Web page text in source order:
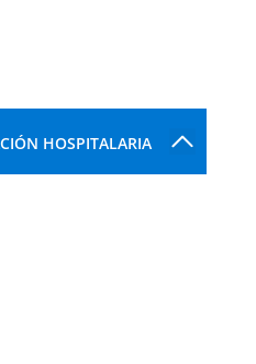
HOSPITALARIA